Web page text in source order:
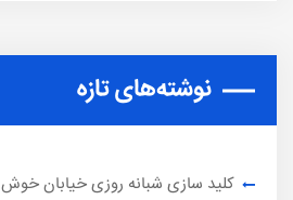
نوشته‌های تازه
کلید سازی شبانه روزی خیابان خوش